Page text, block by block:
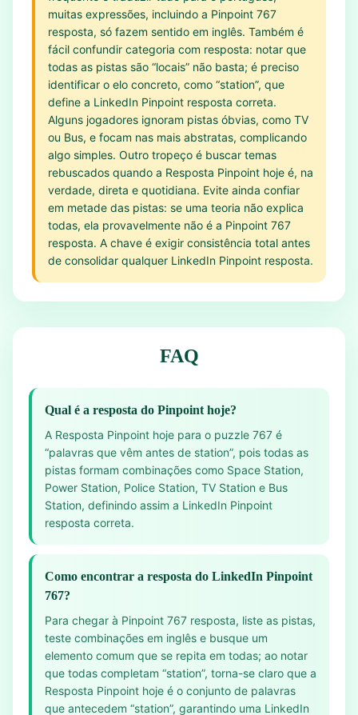
muitas expressões, incluindo a Pinpoint 767
resposta, só fazem sentido em inglês. Também é
fácil confundir categoria com resposta: notar que
todas as pistas são “locais” não basta; é preciso
identificar o elo concreto, como “station”, que
define a LinkedIn Pinpoint resposta correta.
Alguns jogadores ignoram pistas óbvias, como TV
ou Bus, e focam nas mais abstratas, complicando
algo simples. Outro tropeço é buscar temas
rebuscados quando a Resposta Pinpoint hoje é, na
verdade, direta e quotidiana. Evite ainda confiar
em metade das pistas: se uma teoria não explica
todas, ela provavelmente não é a Pinpoint 767
resposta. A chave é exigir consistência total antes
de consolidar qualquer LinkedIn Pinpoint resposta.
FAQ
Qual é a resposta do Pinpoint hoje?
A Resposta Pinpoint hoje para o puzzle 767 é
“palavras que vêm antes de station”, pois todas as
pistas formam combinações como Space Station,
Power Station, Police Station, TV Station e Bus
Station, definindo assim a LinkedIn Pinpoint
resposta correta.
Como encontrar a resposta do LinkedIn Pinpoint
767?
Para chegar à Pinpoint 767 resposta, liste as pistas,
teste combinações em inglês e busque um
elemento comum que se repita em todas; ao notar
que todas completam “station”, torna-se claro que a
Resposta Pinpoint hoje é o conjunto de palavras
que antecedem “station”, garantindo uma LinkedIn